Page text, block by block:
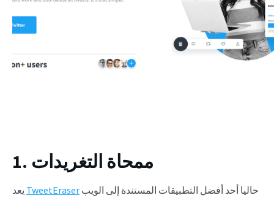
1. ممحاة التغريدات
TweetEraser